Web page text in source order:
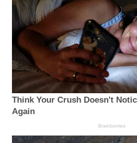
Think Your Crush Doesn't
Again
Brainberries